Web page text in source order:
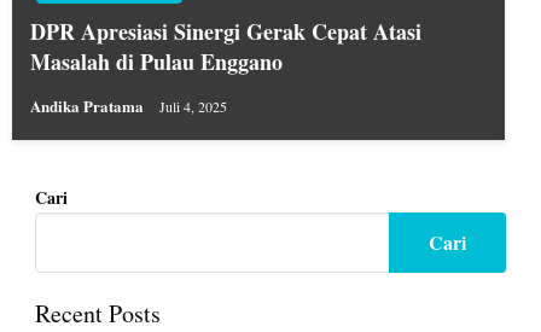
DPR Apresiasi Sinergi Gerak Cepat Atasi
Masalah di Pulau Enggano
Andika Pratama Juli 4, 2025
Cari
Cari
Recent Posts